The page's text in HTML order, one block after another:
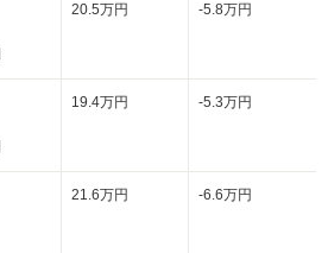
20.5万円 -5.8万円
19.4万円 -5.3万円
21.6万円 -6.6万円